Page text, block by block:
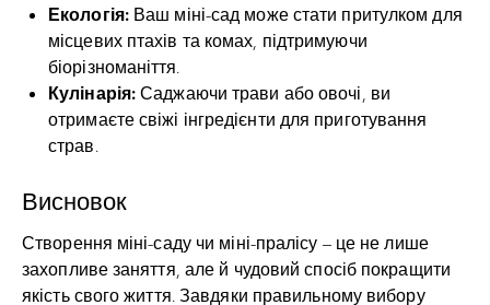
Екологія:Ваш міні-сад може стати притулком для
місцевих птахів та комах, підтримуючи
біорізноманіття.
Кулінарія: Саджаючи трави або овочі, ви
отримаєте свіжі інгредієнти для приготування
страв.
Висновок
Створення міні-саду чи міні-пралісу – це не лише
захопливе заняття, але й чудовий спосіб покращити
якість свого життя. Завдяки правильному вибору